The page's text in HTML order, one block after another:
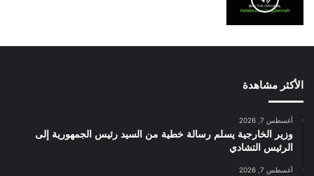
الأكثر مشاهدة
أغسطس 7, 2026
وزير الخارجية يسلم رسالة خطية من السيد رئيس الجمهورية إلى
الرئيس التشادي
أغسطس 7, 2026